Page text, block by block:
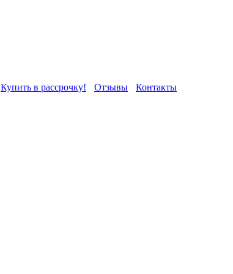
Купить в рассрочку! Отзывы Контакты